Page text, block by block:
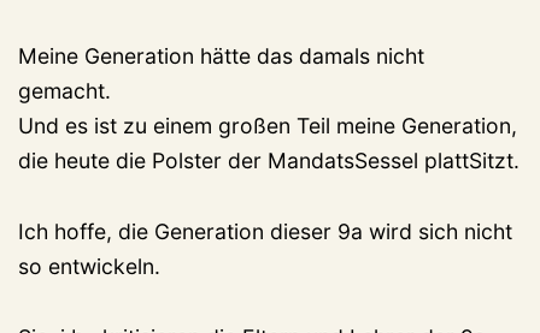
Meine Generation hätte das damals nicht
gemacht.
Und es ist zu einem großen Teil meine Generation,
die heute die Polster der MandatsSessel plattSitzt.
Ich hoffe, die Generation dieser 9a wird sich nicht
so entwickeln.